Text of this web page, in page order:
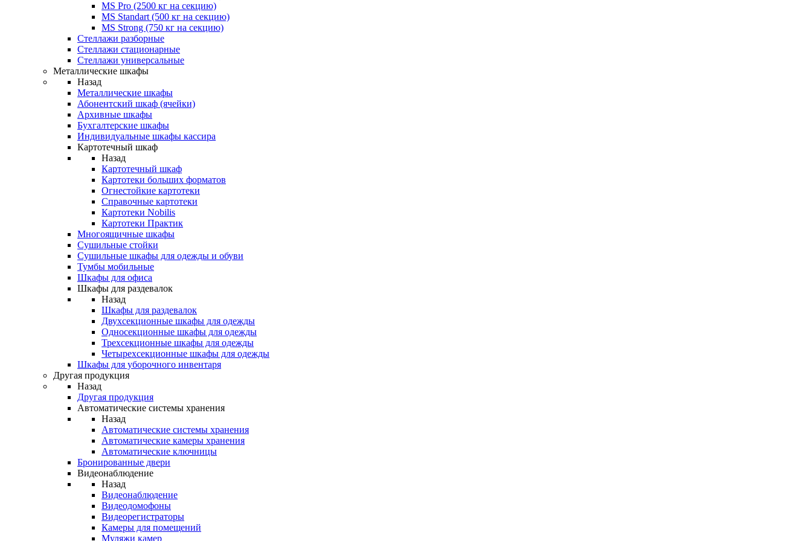
MS Pro (2500 кг на секцию)
MS Standart (500 кг на секцию)
MS Strong (750 кг на секцию)
Стеллажи разборные
Стеллажи стационарные
Стеллажи универсальные
Металлические шкафы
Назад
Металлические шкафы
Абонентский шкаф (ячейки)
Архивные шкафы
Бухгалтерские шкафы
Индивидуальные шкафы кассира
Картотечный шкаф
Назад
Картотечный шкаф
Картотеки больших форматов
Огнестойкие картотеки
Справочные картотеки
Картотеки Nobilis
Картотеки Практик
Многоящичные шкафы
Сушильные стойки
Сушильные шкафы для одежды и обуви
Тумбы мобильные
Шкафы для офиса
Шкафы для раздевалок
Назад
Шкафы для раздевалок
Двухсекционные шкафы для одежды
Односекционные шкафы для одежды
Трехсекционные шкафы для одежды
Четырехсекционные шкафы для одежды
Шкафы для уборочного инвентаря
Другая продукция
Назад
Другая продукция
Автоматические системы хранения
Назад
Автоматические системы хранения
Автоматические камеры хранения
Автоматические ключницы
Бронированные двери
Видеонаблюдение
Назад
Видеонаблюдение
Видеодомофоны
Видеорегистраторы
Камеры для помещений
Муляжи камер